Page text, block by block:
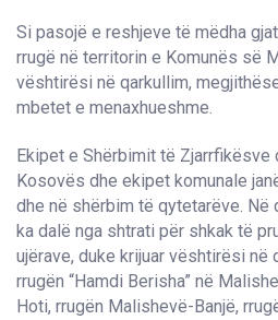
Si pasojë e reshjeve të mëdha
rrugë në territorin e Komunës së
vështirësi në qarkullim,
mbetet e menaxhueshme.
Ekipet e Shërbimit të Zjarrfikësve
Kosovës dhe ekipet komunale
dhe në shërbim të qytetarëve. Në
ka dalë nga shtrati për shkak të
ujërave, duke krijuar vështirësi në
rrugën “Hamdi Berisha” në
Hoti, rrugën Malishevë-Banjë,